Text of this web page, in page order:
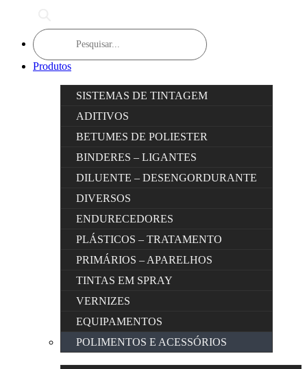
Products
search
Produtos
SISTEMAS DE TINTAGEM
ADITIVOS
BETUMES DE POLIESTER
BINDERES – LIGANTES
DILUENTE – DESENGORDURANTE
DIVERSOS
ENDURECEDORES
PLÁSTICOS – TRATAMENTO
PRIMÁRIOS – APARELHOS
TINTAS EM SPRAY
VERNIZES
EQUIPAMENTOS
POLIMENTOS E ACESSÓRIOS